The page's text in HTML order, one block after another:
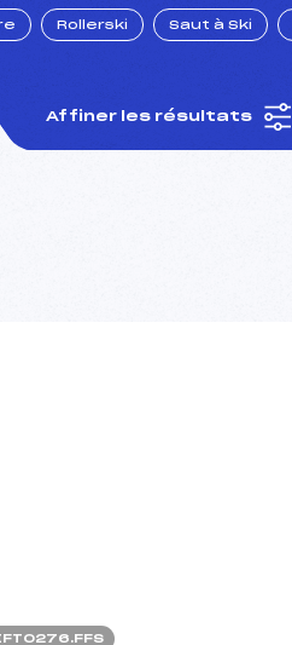
Rollerski Saut à Ski
Affiner les résultats